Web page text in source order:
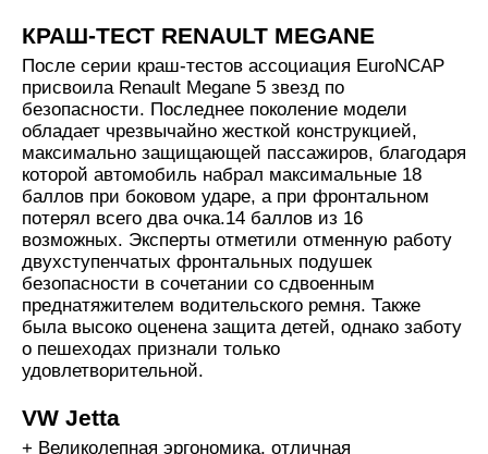
КРАШ-ТЕСТ RENAULT MEGANE
После серии краш-тестов ассоциация EuroNCAP
присвоила Renault Megane 5 звезд по
безопасности. Последнее поколение модели
обладает чрезвычайно жесткой конструкцией,
максимально защищающей пассажиров, благодаря
которой автомобиль набрал максимальные 18
баллов при боковом ударе, а при фронтальном
потерял всего два очка.14 баллов из 16
возможных. Эксперты отметили отменную работу
двухступенчатых фронтальных подушек
безопасности в сочетании со сдвоенным
преднатяжителем водительского ремня. Также
была высоко оценена защита детей, однако заботу
о пешеходах признали только
удовлетворительной.
VW Jetta
+ Великолепная эргономика, отличная